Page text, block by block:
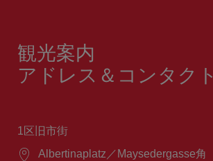
観光案内
アドレス＆コンタクト
1区旧市街
場
Albertinaplatz／Maysedergasse角